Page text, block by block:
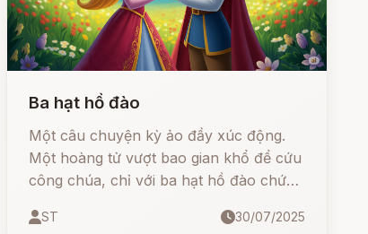
Ba hạt hồ đào
Một câu chuyện kỳ ảo đầy xúc động.
Một hoàng tử vượt bao gian khổ để cứu
công chúa, chỉ với ba hạt hồ đào chứa
phép thuật, hoàng tử và công chúa, mà
ST 30/07/2025